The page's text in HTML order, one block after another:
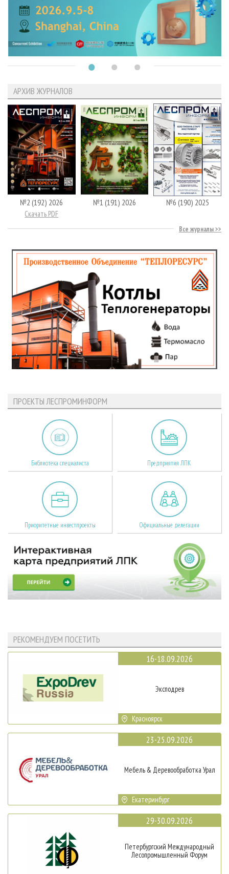
АРХИВ ЖУРНАЛОВ
№2 (192) 2026
Скачать PDF
№1 (191) 2026 №6 (190) 2025
Все журналы
ПРОЕКТЫ ЛЕСПРОМИНФОРМ
Библиотека специалиста Предприятия ЛПК
Приоритетные инвестпроекты Официальные делегации
РЕКОМЕНДУЕМ ПОСЕТИТЬ
16-18.09.2026
Эксподрев
Красноярск
23-25.09.2026
Мебель & Деревообработка Урал
Екатеринбург
29-30.09.2026
Петербургский Международный
Лесопромышленный Форум